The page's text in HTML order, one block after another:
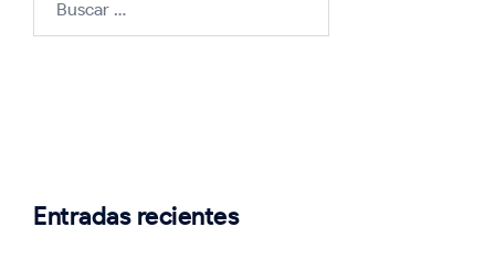
Entradas recientes